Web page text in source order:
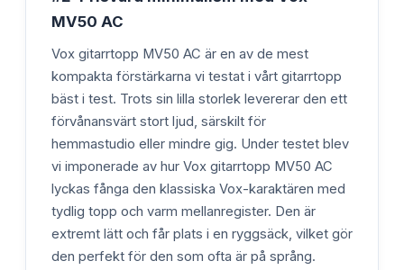
MV50 AC
Vox gitarrtopp MV50 AC är en av de mest
kompakta förstärkarna vi testat i vårt gitarrtopp
bäst i test. Trots sin lilla storlek levererar den ett
förvånansvärt stort ljud, särskilt för
hemmastudio eller mindre gig. Under testet blev
vi imponerade av hur Vox gitarrtopp MV50 AC
lyckas fånga den klassiska Vox-karaktären med
tydlig topp och varm mellanregister. Den är
extremt lätt och får plats i en ryggsäck, vilket gör
den perfekt för den som ofta är på språng.